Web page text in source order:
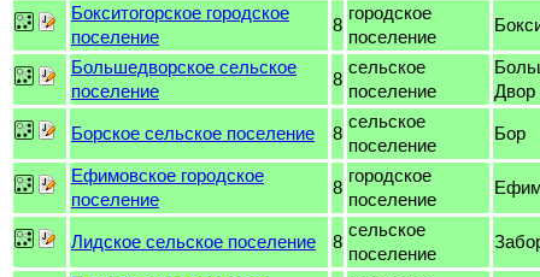
Бокситогорское городское
поселение
8
городское
поселение
Большедворское сельское
поселение
8
сельское
поселение
Двор
Борское сельское поселение 8
сельское
поселение
Бор
Ефимовское городское
поселение
8
городское
поселение
Лидское сельское поселение 8
сельское
поселение